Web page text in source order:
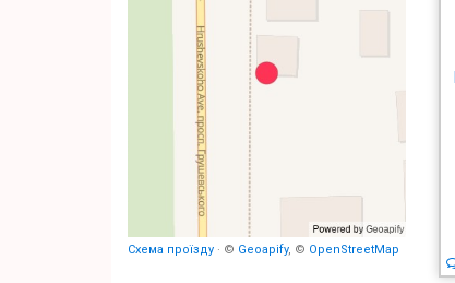
Схема проїзду · © Geoapify, © OpenStreetMap